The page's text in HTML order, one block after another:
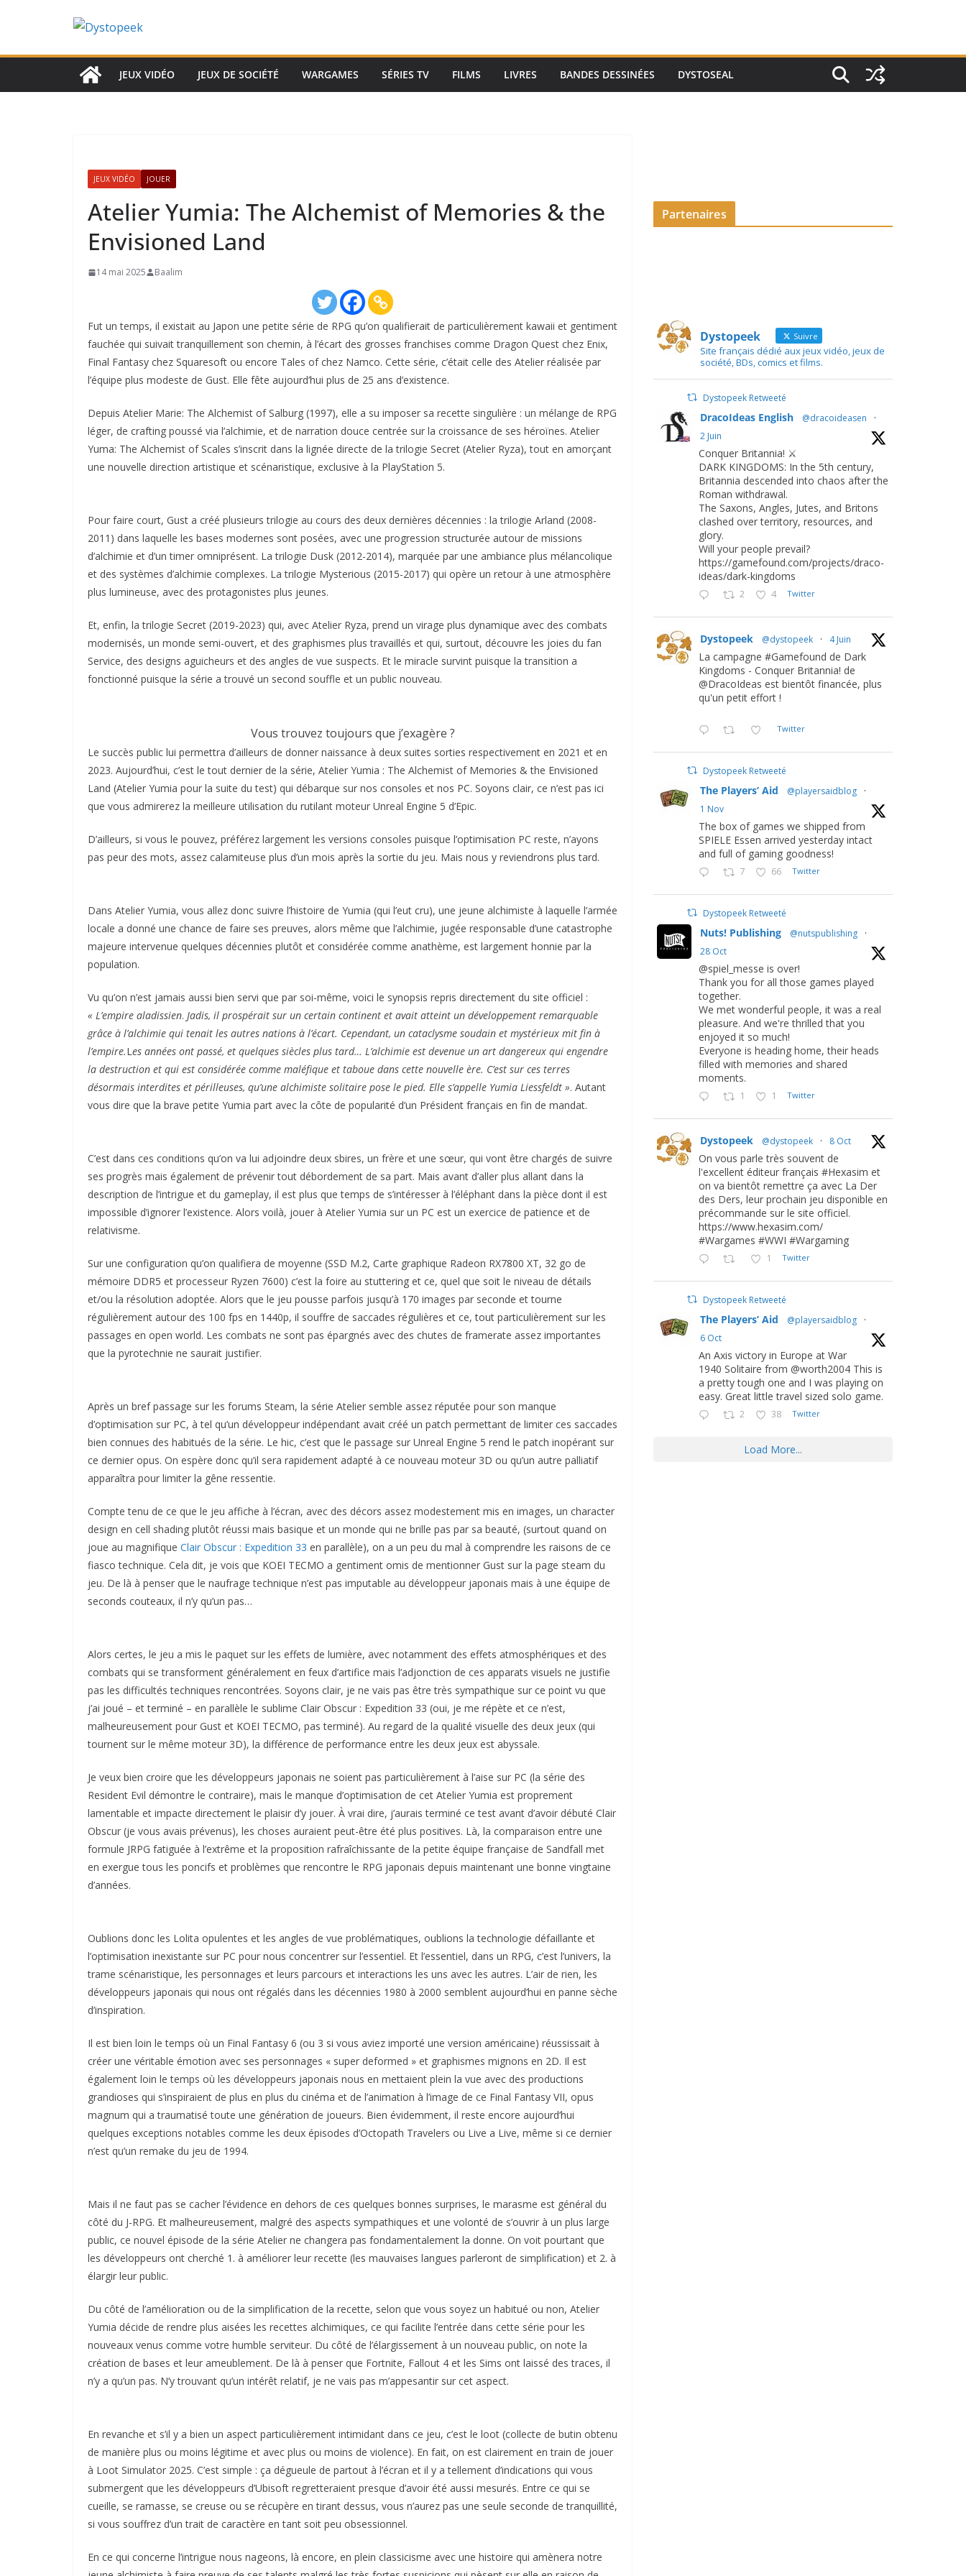
JEUX VIDÉO JEUX DE SOCIÉTÉ WARGAMES SÉRIES TV FILMS LIVRES BANDES DESSINÉES DYSTOSEAL
JEUX VIDÉO JOUER
Atelier Yumia: The Alchemist of Memories & the
Envisioned Land
14 mai 2025 Baalim
Fut un temps, il existait au Japon une petite série de RPG qu’on qualifierait de particulièrement kawaii et gentiment
fauchée qui suivait tranquillement son chemin, à l’écart des grosses franchises comme Dragon Quest chez Enix,
Final Fantasy chez Squaresoft ou encore Tales of chez Namco. Cette série, c’était celle des Atelier réalisée par
l’équipe plus modeste de Gust. Elle fête aujourd’hui plus de 25 ans d’existence.
Depuis Atelier Marie: The Alchemist of Salburg (1997), elle a su imposer sa recette singulière : un mélange de RPG
léger, de crafting poussé via l’alchimie, et de narration douce centrée sur la croissance de ses héroïnes. Atelier
Yuma: The Alchemist of Scales s’inscrit dans la lignée directe de la trilogie Secret (Atelier Ryza), tout en amorçant
une nouvelle direction artistique et scénaristique, exclusive à la PlayStation 5.
Pour faire court, Gust a créé plusieurs trilogie au cours des deux dernières décennies : la trilogie Arland (2008-
2011) dans laquelle les bases modernes sont posées, avec une progression structurée autour de missions
d’alchimie et d’un timer omniprésent. La trilogie Dusk (2012-2014), marquée par une ambiance plus mélancolique
et des systèmes d’alchimie complexes. La trilogie Mysterious (2015-2017) qui opère un retour à une atmosphère
plus lumineuse, avec des protagonistes plus jeunes.
Et, enfin, la trilogie Secret (2019-2023) qui, avec Atelier Ryza, prend un virage plus dynamique avec des combats
modernisés, un monde semi-ouvert, et des graphismes plus travaillés et qui, surtout, découvre les joies du fan
Service, des designs aguicheurs et des angles de vue suspects. Et le miracle survint puisque la transition a
fonctionné puisque la série a trouvé un second souffle et un public nouveau.
Vous trouvez toujours que j’exagère ?
Le succès public lui permettra d’ailleurs de donner naissance à deux suites sorties respectivement en 2021 et en
2023. Aujourd’hui, c’est le tout dernier de la série, Atelier Yumia : The Alchemist of Memories & the Envisioned
Land (Atelier Yumia pour la suite du test) qui débarque sur nos consoles et nos PC. Soyons clair, ce n’est pas ici
que vous admirerez la meilleure utilisation du rutilant moteur Unreal Engine 5 d’Epic.
D’ailleurs, si vous le pouvez, préférez largement les versions consoles puisque l’optimisation PC reste, n’ayons
pas peur des mots, assez calamiteuse plus d’un mois après la sortie du jeu. Mais nous y reviendrons plus tard.
Dans Atelier Yumia, vous allez donc suivre l’histoire de Yumia (qui l’eut cru), une jeune alchimiste à laquelle l’armée
locale a donné une chance de faire ses preuves, alors même que l’alchimie, jugée responsable d’une catastrophe
majeure intervenue quelques décennies plutôt et considérée comme anathème, est largement honnie par la
population.
Vu qu’on n’est jamais aussi bien servi que par soi-même, voici le synopsis repris directement du site officiel :
« L’empire aladissien. Jadis, il prospérait sur un certain continent et avait atteint un développement remarquable
grâce à l’alchimie qui tenait les autres nations à l’écart. Cependant, un cataclysme soudain et mystérieux mit fin à
l’empire.Les années ont passé, et quelques siècles plus tard… L’alchimie est devenue un art dangereux qui engendre
la destruction et qui est considérée comme maléfique et taboue dans cette nouvelle ère. C’est sur ces terres
désormais interdites et périlleuses, qu’une alchimiste solitaire pose le pied. Elle s’appelle Yumia Liessfeldt ». Autant
vous dire que la brave petite Yumia part avec la côte de popularité d’un Président français en fin de mandat.
C’est dans ces conditions qu’on va lui adjoindre deux sbires, un frère et une sœur, qui vont être chargés de suivre
ses progrès mais également de prévenir tout débordement de sa part. Mais avant d’aller plus allant dans la
description de l’intrigue et du gameplay, il est plus que temps de s’intéresser à l’éléphant dans la pièce dont il est
impossible d’ignorer l’existence. Alors voilà, jouer à Atelier Yumia sur un PC est un exercice de patience et de
relativisme.
Sur une configuration qu’on qualifiera de moyenne (SSD M.2, Carte graphique Radeon RX7800 XT, 32 go de
mémoire DDR5 et processeur Ryzen 7600) c’est la foire au stuttering et ce, quel que soit le niveau de détails
et/ou la résolution adoptée. Alors que le jeu pousse parfois jusqu’à 170 images par seconde et tourne
régulièrement autour des 100 fps en 1440p, il souffre de saccades régulières et ce, tout particulièrement sur les
passages en open world. Les combats ne sont pas épargnés avec des chutes de framerate assez importantes
que la pyrotechnie ne saurait justifier.
Après un bref passage sur les forums Steam, la série Atelier semble assez réputée pour son manque
d’optimisation sur PC, à tel qu’un développeur indépendant avait créé un patch permettant de limiter ces saccades
bien connues des habitués de la série. Le hic, c’est que le passage sur Unreal Engine 5 rend le patch inopérant sur
ce dernier opus. On espère donc qu’il sera rapidement adapté à ce nouveau moteur 3D ou qu’un autre palliatif
apparaîtra pour limiter la gêne ressentie.
Compte tenu de ce que le jeu affiche à l’écran, avec des décors assez modestement mis en images, un character
design en cell shading plutôt réussi mais basique et un monde qui ne brille pas par sa beauté, (surtout quand on
joue au magnifique Clair Obscur : Expedition 33 en parallèle), on a un peu du mal à comprendre les raisons de ce
fiasco technique. Cela dit, je vois que KOEI TECMO a gentiment omis de mentionner Gust sur la page steam du
jeu. De là à penser que le naufrage technique n’est pas imputable au développeur japonais mais à une équipe de
seconds couteaux, il n’y qu’un pas…
Alors certes, le jeu a mis le paquet sur les effets de lumière, avec notamment des effets atmosphériques et des
combats qui se transforment généralement en feux d’artifice mais l’adjonction de ces apparats visuels ne justifie
pas les difficultés techniques rencontrées. Soyons clair, je ne vais pas être très sympathique sur ce point vu que
j’ai joué – et terminé – en parallèle le sublime Clair Obscur : Expedition 33 (oui, je me répète et ce n’est,
malheureusement pour Gust et KOEI TECMO, pas terminé). Au regard de la qualité visuelle des deux jeux (qui
tournent sur le même moteur 3D), la différence de performance entre les deux jeux est abyssale.
Je veux bien croire que les développeurs japonais ne soient pas particulièrement à l’aise sur PC (la série des
Resident Evil démontre le contraire), mais le manque d’optimisation de cet Atelier Yumia est proprement
lamentable et impacte directement le plaisir d’y jouer. À vrai dire, j’aurais terminé ce test avant d’avoir débuté Clair
Obscur (je vous avais prévenus), les choses auraient peut-être été plus positives. Là, la comparaison entre une
formule JRPG fatiguée à l’extrême et la proposition rafraîchissante de la petite équipe française de Sandfall met
en exergue tous les poncifs et problèmes que rencontre le RPG japonais depuis maintenant une bonne vingtaine
d’années.
Oublions donc les Lolita opulentes et les angles de vue problématiques, oublions la technologie défaillante et
l’optimisation inexistante sur PC pour nous concentrer sur l’essentiel. Et l’essentiel, dans un RPG, c’est l’univers, la
trame scénaristique, les personnages et leurs parcours et interactions les uns avec les autres. L’air de rien, les
développeurs japonais qui nous ont régalés dans les décennies 1980 à 2000 semblent aujourd’hui en panne sèche
d’inspiration.
Il est bien loin le temps où un Final Fantasy 6 (ou 3 si vous aviez importé une version américaine) réussissait à
créer une véritable émotion avec ses personnages « super deformed » et graphismes mignons en 2D. Il est
également loin le temps où les développeurs japonais nous en mettaient plein la vue avec des productions
grandioses qui s’inspiraient de plus en plus du cinéma et de l’animation à l’image de ce Final Fantasy VII, opus
magnum qui a traumatisé toute une génération de joueurs. Bien évidemment, il reste encore aujourd’hui
quelques exceptions notables comme les deux épisodes d’Octopath Travelers ou Live a Live, même si ce dernier
n’est qu’un remake du jeu de 1994.
Mais il ne faut pas se cacher l’évidence en dehors de ces quelques bonnes surprises, le marasme est général du
côté du J-RPG. Et malheureusement, malgré des aspects sympathiques et une volonté de s’ouvrir à un plus large
public, ce nouvel épisode de la série Atelier ne changera pas fondamentalement la donne. On voit pourtant que
les développeurs ont cherché 1. à améliorer leur recette (les mauvaises langues parleront de simplification) et 2. à
élargir leur public.
Du côté de l’amélioration ou de la simplification de la recette, selon que vous soyez un habitué ou non, Atelier
Yumia décide de rendre plus aisées les recettes alchimiques, ce qui facilite l’entrée dans cette série pour les
nouveaux venus comme votre humble serviteur. Du côté de l’élargissement à un nouveau public, on note la
création de bases et leur ameublement. De là à penser que Fortnite, Fallout 4 et les Sims ont laissé des traces, il
n’y a qu’un pas. N’y trouvant qu’un intérêt relatif, je ne vais pas m’appesantir sur cet aspect.
En revanche et s’il y a bien un aspect particulièrement intimidant dans ce jeu, c’est le loot (collecte de butin obtenu
de manière plus ou moins légitime et avec plus ou moins de violence). En fait, on est clairement en train de jouer
à Loot Simulator 2025. C’est simple : ça dégueule de partout à l’écran et il y a tellement d’indications qui vous
submergent que les développeurs d’Ubisoft regretteraient presque d’avoir été aussi mesurés. Entre ce qui se
cueille, se ramasse, se creuse ou se récupère en tirant dessus, vous n’aurez pas une seule seconde de tranquillité,
si vous souffrez d’un trait de caractère en tant soit peu obsessionnel.
En ce qui concerne l’intrigue nous nageons, là encore, en plein classicisme avec une histoire qui amènera notre
Partenaires
Dystopeek Suivre
Site français dédié aux jeux vidéo, jeux de
société, BDs, comics et films.
Dystopeek Retweeté
DracoIdeas English @dracoideasen
·
2 Juin
Conquer Britannia! ⚔️
DARK KINGDOMS: In the 5th century,
Britannia descended into chaos after the
Roman withdrawal.
The Saxons, Angles, Jutes, and Britons
clashed over territory, resources, and
glory.
Will your people prevail?
https://gamefound.com/projects/draco-
ideas/dark-kingdoms
2 4 Twitter
Dystopeek @dystopeek · 4 Juin
La campagne #Gamefound de Dark
Kingdoms - Conquer Britannia! de
@DracoIdeas est bientôt financée, plus
qu'un petit effort !
Twitter
Dystopeek Retweeté
The Players’ Aid @playersaidblog
·
1 Nov
The box of games we shipped from
SPIELE Essen arrived yesterday intact
and full of gaming goodness!
7 66 Twitter
Dystopeek Retweeté
Nuts! Publishing @nutspublishing
·
28 Oct
@spiel_messe is over!
Thank you for all those games played
together.
We met wonderful people, it was a real
pleasure. And we're thrilled that you
enjoyed it so much!
Everyone is heading home, their heads
filled with memories and shared
moments.
1 1 Twitter
Dystopeek @dystopeek · 8 Oct
On vous parle très souvent de
l'excellent éditeur français #Hexasim et
on va bientôt remettre ça avec La Der
des Ders, leur prochain jeu disponible en
précommande sur le site officiel.
https://www.hexasim.com/
#Wargames #WWI #Wargaming
1 Twitter
Dystopeek Retweeté
The Players’ Aid @playersaidblog
·
6 Oct
An Axis victory in Europe at War
1940 Solitaire from @worth2004 This is
a pretty tough one and I was playing on
easy. Great little travel sized solo game.
2 38 Twitter
Load More...